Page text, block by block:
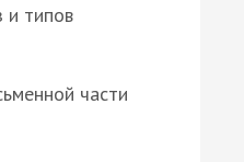
и типов
части